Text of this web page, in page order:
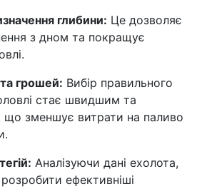
глибини: Це дозволяє
з дном та покращує
грошей: Вибір правильного
стає швидшим та
що зменшує витрати на паливо
Аналізуючи дані ехолота,
ефективніші